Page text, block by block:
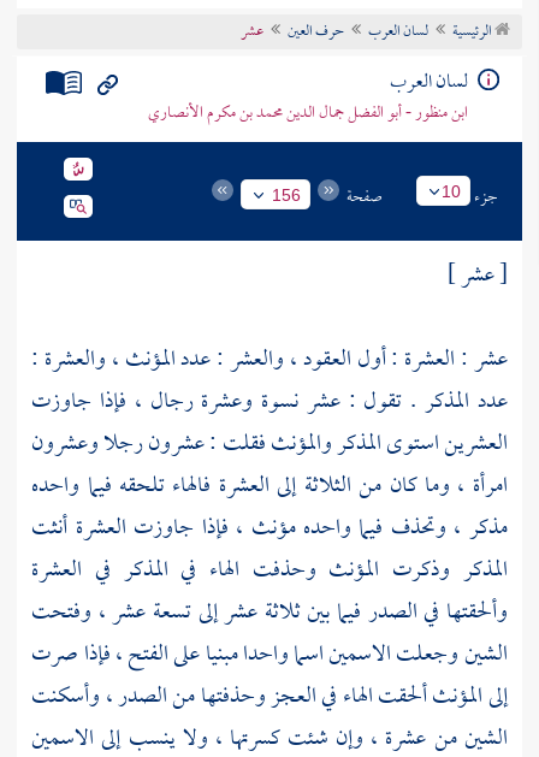
تراجم الأعلام
الرئيسية لسان العرب حرف العين عشر
لسان العرب
ابن منظور - أبو الفضل جمال الدين محمد بن مكرم الأنصاري
جزء 10 صفحة 156
[ عشر ]
عشر : العشرة : أول العقود ، والعشر : عدد المؤنث ، والعشرة :
عدد المذكر . تقول : عشر نسوة وعشرة رجال ، فإذا جاوزت
العشرين استوى المذكر والمؤنث فقلت : عشرون رجلا وعشرون
امرأة ، وما كان من الثلاثة إلى العشرة فالهاء تلحقه فيما واحده
مذكر ، وتحذف فيما واحده مؤنث ، فإذا جاوزت العشرة أنثت
المذكر وذكرت المؤنث وحذفت الهاء في المذكر في العشرة
وألحقتها في الصدر فيما بين ثلاثة عشر إلى تسعة عشر ، وفتحت
الشين وجعلت الاسمين اسما واحدا مبنيا على الفتح ، فإذا صرت
إلى المؤنث ألحقت الهاء في العجز وحذفتها من الصدر ، وأسكنت
الشين من عشرة ، وإن شئت كسرتها ، ولا ينسب إلى الاسمين